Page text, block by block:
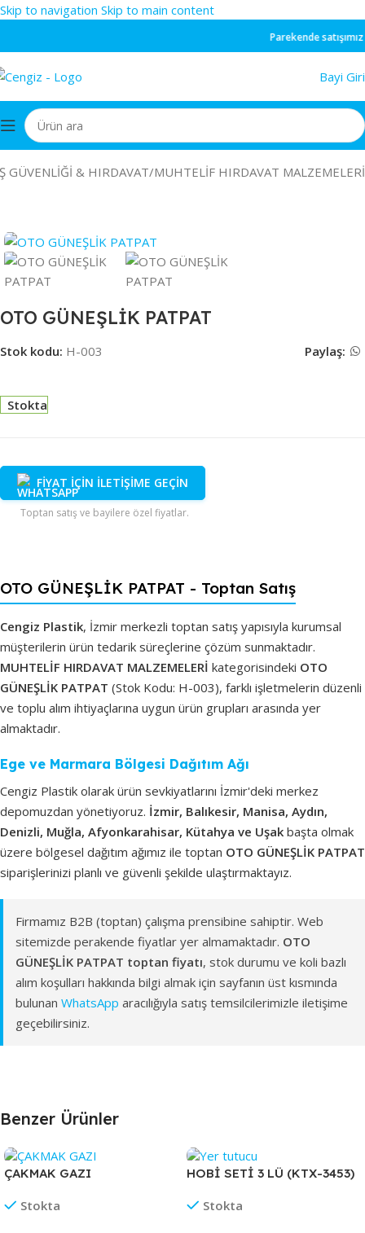
Skip to navigation Skip to main content
Parekendesatışımız
Bayi
GÜVENLİĞİ & HIRDAVAT/MUHTELİF HIRDAVAT MALZEMELERİ
OTO GÜNEŞLİK PATPAT
Stok kodu: H-003 Paylaş:
Stokta
FİYAT İÇİN İLETİŞİME GEÇİN
Toptan satış ve bayilere özel fiyatlar.
OTO GÜNEŞLİK PATPAT - Toptan Satış
Cengiz Plastik, İzmir merkezli toptan satış yapısıyla kurumsal
müşterilerin ürün tedarik süreçlerine çözüm sunmaktadır.
MUHTELİF HIRDAVAT MALZEMELERİ kategorisindeki OTO
GÜNEŞLİK PATPAT (Stok Kodu: H-003), farklı işletmelerin düzenli
ve toplu alım ihtiyaçlarına uygun ürün grupları arasında yer
almaktadır.
Ege ve Marmara Bölgesi Dağıtım Ağı
Cengiz Plastik olarak ürün sevkiyatlarını İzmir'deki merkez
depomuzdan yönetiyoruz. İzmir, Balıkesir, Manisa, Aydın,
Denizli, Muğla, Afyonkarahisar, Kütahya ve Uşak başta olmak
üzere bölgesel dağıtım ağımız ile toptan OTO GÜNEŞLİK PATPAT
siparişlerinizi planlı ve güvenli şekilde ulaştırmaktayız.
Firmamız B2B (toptan) çalışma prensibine sahiptir. Web
sitemizde perakende fiyatlar yer almamaktadır. OTO
GÜNEŞLİK PATPAT toptan fiyatı, stok durumu ve koli bazlı
alım koşulları hakkında bilgi almak için sayfanın üst kısmında
bulunan WhatsApp aracılığıyla satış temsilcilerimizle iletişime
geçebilirsiniz.
Benzer Ürünler
ÇAKMAK GAZI
Stokta
HOBİ SETİ 3 LÜ (KTX-3453)
Stokta